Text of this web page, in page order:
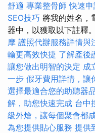
舒適 專業整骨師 快速
SEO技巧 將我的姓名，
器中，以獲取以下註釋。
摩 護照代辦服務詳情與
輸更高效快捷 了解產後
讓您做出明智的決定 成
一步 假牙費用詳情，讓
選擇最適合您的助聽器
解，助您快速完成 台中
級外燴，讓每個聚會都
為您提供貼心服務 提供